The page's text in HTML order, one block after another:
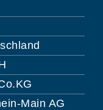
Main AG